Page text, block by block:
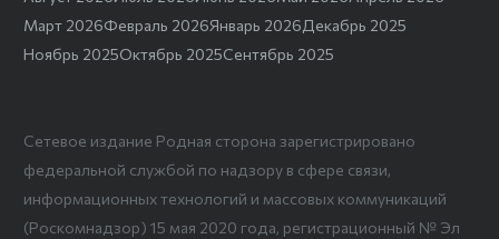
Март 2026Февраль 2026Январь 2026Декабрь 2025
Ноябрь 2025Октябрь 2025Сентябрь 2025
Сетевое издание Родная сторона зарегистрировано
федеральной службой по надзору в сфере связи,
информационных технологий и массовых коммуникаций
(Роскомнадзор) 15 мая 2020 года, регистрационный № Эл